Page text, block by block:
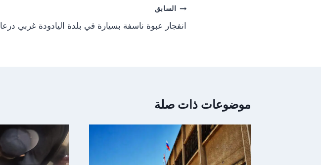
تصفّح
المقالات
السابق
انفجار عبوة ناسفة بسيارة في بلدة اليادودة غربي درعا
موضوعات ذات صلة